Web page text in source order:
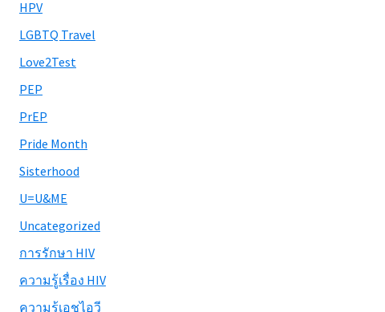
HPV
LGBTQ Travel
Love2Test
PEP
PrEP
Pride Month
Sisterhood
U=U&ME
Uncategorized
การรักษา HIV
ความรู้เรื่อง HIV
ความรู้เอชไอวี